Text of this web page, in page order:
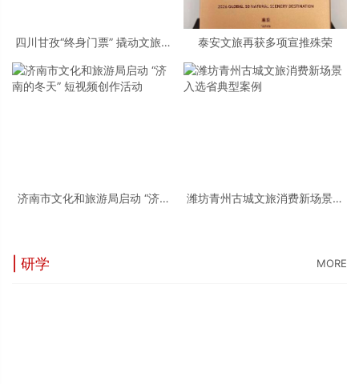
四川甘孜“终身门票” 撬动文旅新
泰安文旅再获多项宣推殊荣
济南市文化和旅游局启动 “济南
潍坊青州古城文旅消费新场景入
| 研学 MORE